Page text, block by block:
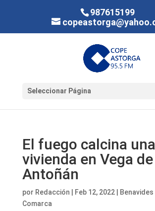
987615199
Seleccionar Página
El fuego calcina una
vivienda en Vega de
Antoñán
por Redacción Feb 12, 2022|
Comarca